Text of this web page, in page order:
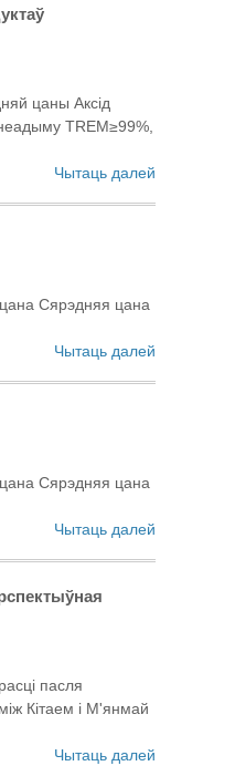
цаны Аксід
TREM≥99%,
Чытаць далей
Сярэдняя цана
Чытаць далей
Сярэдняя цана
Чытаць далей
пасля
Кітаем і М'янмай
Чытаць далей